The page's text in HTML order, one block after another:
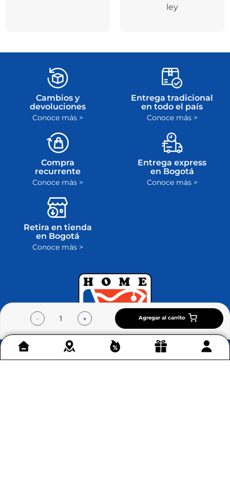
＋
－ Agregar al carrito
ley
Cambios y
devoluciones
Conoce más >
Entrega tradicional
en todo el país
Conoce más >
Compra
recurrente
Conoce más >
Entrega express
en Bogotá
Conoce más >
Retira en tienda
en Bogotá
Conoce más >